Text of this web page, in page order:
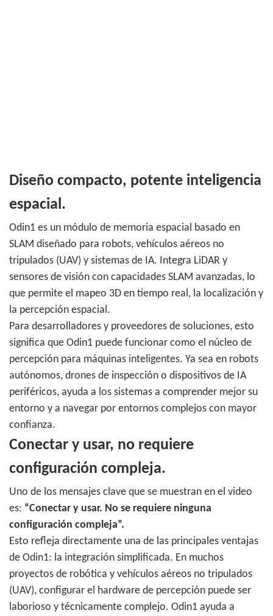
Diseño compacto, potente inteligencia
espacial.
Odin1 es un módulo de memoria espacial basado en
SLAM diseñado para robots, vehículos aéreos no
tripulados (UAV) y sistemas de IA. Integra LiDAR y
sensores de visión con capacidades SLAM avanzadas, lo
que permite el mapeo 3D en tiempo real, la localización y
la percepción espacial.
Para desarrolladores y proveedores de soluciones, esto
significa que Odin1 puede funcionar como el núcleo de
percepción para máquinas inteligentes. Ya sea en robots
autónomos, drones de inspección o dispositivos de IA
periféricos, ayuda a los sistemas a comprender mejor su
entorno y a navegar por entornos complejos con mayor
confianza.
Conectar y usar, no requiere
configuración compleja.
Uno de los mensajes clave que se muestran en el video
es: “Conectar y usar. No se requiere ninguna
configuración compleja”.
Esto refleja directamente una de las principales ventajas
de Odin1: la integración simplificada. En muchos
proyectos de robótica y vehículos aéreos no tripulados
(UAV), configurar el hardware de percepción puede ser
laborioso y técnicamente complejo. Odin1 ayuda a